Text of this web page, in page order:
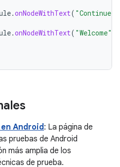
.onNodeWithText( "Continue"
.onNodeWithText( "Welcome"
Android: La página de
pruebas de Android
más amplia de los
de prueba.